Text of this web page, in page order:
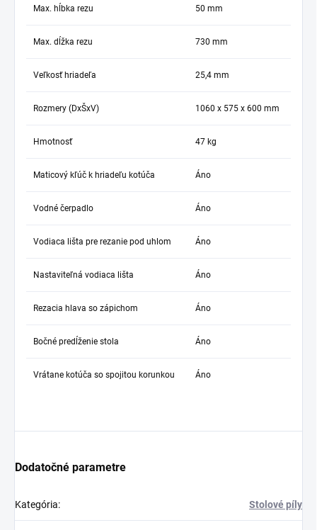
Max. hĺbka rezu 50 mm
Max. dĺžka rezu 730 mm
Veľkosť hriadeľa 25,4 mm
Rozmery (DxŠxV) 1060 x 575 x 600 mm
Hmotnosť 47 kg
Maticový kľúč k hriadeľu kotúča Áno
Vodné čerpadlo Áno
Vodiaca lišta pre rezanie pod uhlom Áno
Nastaviteľná vodiaca lišta Áno
Rezacia hlava so zápichom Áno
Bočné predĺženie stola Áno
Vrátane kotúča so spojitou korunkou Áno
Dodatočné parametre
Kategória: Stolové píly